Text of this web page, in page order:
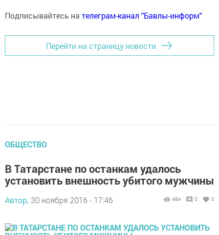
Подписывайтесь на телеграм-канал "Бавлы-информ"
Перейти на страницу новости
ОБЩЕСТВО
В Татарстане по останкам удалось
установить внешность убитого мужчины
Автор, 30 ноября 2016 - 17:46 484 0 0